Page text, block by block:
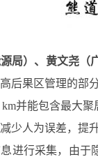
局）、黄文尧
后果区管理的部
并能包含最大
少人为误差，提
进行采集，由于